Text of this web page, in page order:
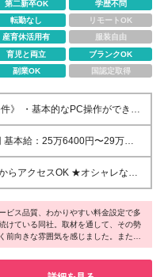
第二新卒OK
学歴不問
転勤なし
リモートOK
産育休活用有
服装自由
育児と両立
ブランクOK
副業OK 国認定取得
件》 ・営業や
題を理解し、柔
行動できる方 ・顧客視点を大
取り、社内外を問わず信頼関係
基本給：25万6400円〜29万
7万3600円〜8万4700円（37.75
超える場合は追加で全額支給
本給：24万900円～27万9700円
円〜8万300円（37.75時間分）
合は追加で全額支給します。
らアクセスOK ★オシャレな休
で開放的なオフィス ＜東京
1-9-18 国際浜松町ビル7F (変
ビス品質、わかりやすい料金設定で多
けている同社。取材を通して、その勢
前向きな雰囲気を感じました。また、
お客様に満足していただきたい」とい
からこそ、互いに協力しながら仕事を
そう。安心してスタートできる環境